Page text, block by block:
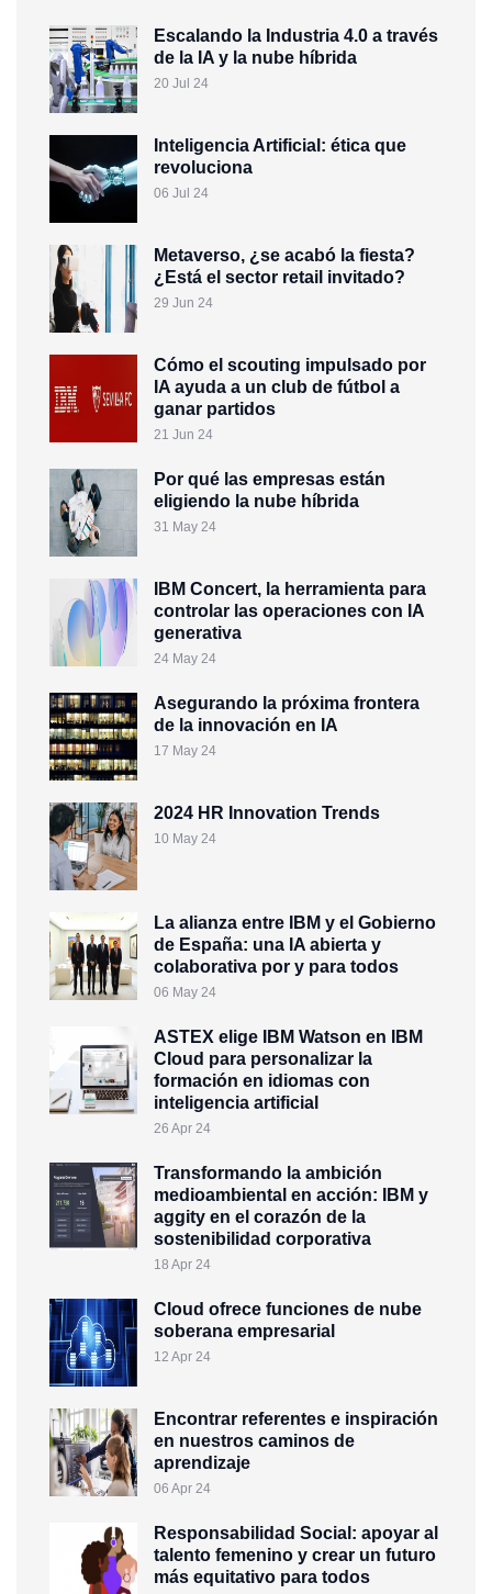
Escalando la Industria 4.0 a través
de la IA y la nube híbrida
20 Jul 24
Inteligencia Artificial: ética que
revoluciona
06 Jul 24
Metaverso, ¿se acabó la fiesta?
¿Está el sector retail invitado?
29 Jun 24
Cómo el scouting impulsado por
IA ayuda a un club de fútbol a
ganar partidos
21 Jun 24
Por qué las empresas están
eligiendo la nube híbrida
31 May 24
IBM Concert, la herramienta para
controlar las operaciones con IA
generativa
24 May 24
Asegurando la próxima frontera
de la innovación en IA
17 May 24
2024 HR Innovation Trends
10 May 24
La alianza entre IBM y el Gobierno
de España: una IA abierta y
colaborativa por y para todos
06 May 24
ASTEX elige IBM Watson en IBM
Cloud para personalizar la
formación en idiomas con
inteligencia artificial
26 Apr 24
Transformando la ambición
medioambiental en acción: IBM y
aggity en el corazón de la
sostenibilidad corporativa
18 Apr 24
Cloud ofrece funciones de nube
soberana empresarial
12 Apr 24
Encontrar referentes e inspiración
en nuestros caminos de
aprendizaje
06 Apr 24
Responsabilidad Social: apoyar al
talento femenino y crear un futuro
más equitativo para todos